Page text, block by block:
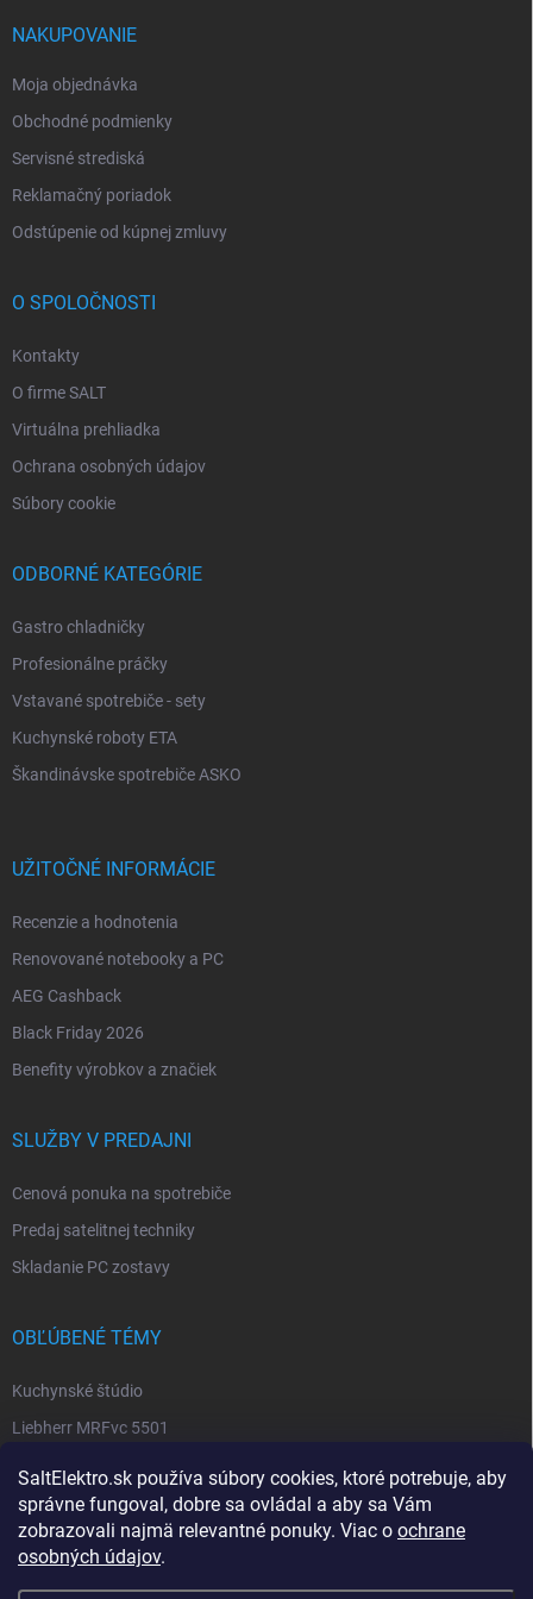
SaltElektro.sk používa súbory cookies, ktoré potrebuje, aby
správne fungoval, dobre sa ovládal a aby sa Vám
zobrazovali najmä relevantné ponuky. Viac o ochrane
osobných údajov.
NAKUPOVANIE
Moja objednávka
Obchodné podmienky
Servisné strediská
Reklamačný poriadok
Odstúpenie od kúpnej zmluvy
O SPOLOČNOSTI
Kontakty
O firme SALT
Virtuálna prehliadka
Ochrana osobných údajov
Súbory cookie
ODBORNÉ KATEGÓRIE
Gastro chladničky
Profesionálne práčky
Vstavané spotrebiče - sety
Kuchynské roboty ETA
Škandinávske spotrebiče ASKO
UŽITOČNÉ INFORMÁCIE
Recenzie a hodnotenia
Renovované notebooky a PC
AEG Cashback
Black Friday 2026
Benefity výrobkov a značiek
SLUŽBY V PREDAJNI
Cenová ponuka na spotrebiče
Predaj satelitnej techniky
Skladanie PC zostavy
OBĽÚBENÉ TÉMY
Kuchynské štúdio
Liebherr MRFvc 5501
Spotrebiče Miele
Biela technika